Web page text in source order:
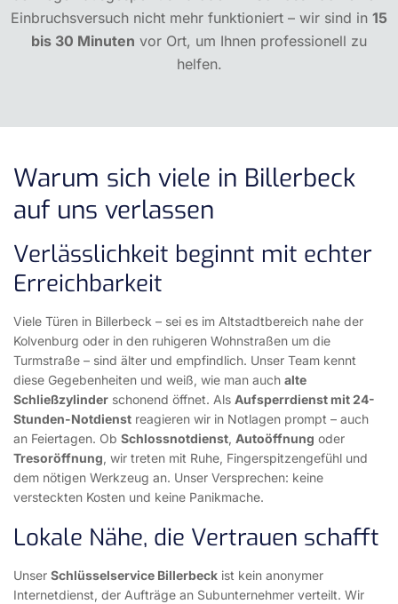
Einbruchsversuch nicht mehr funktioniert – wir sind in 15
bis 30 Minuten vor Ort, um Ihnen professionell zu
helfen.
Warum sich viele in Billerbeck
auf uns verlassen
Verlässlichkeit beginnt mit echter
Erreichbarkeit
Viele Türen in Billerbeck – sei es im Altstadtbereich nahe der
Kolvenburg oder in den ruhigeren Wohnstraßen um die
Turmstraße – sind älter und empfindlich. Unser Team kennt
diese Gegebenheiten und weiß, wie man auch alte
Schließzylinder schonend öffnet. Als Aufsperrdienst mit 24-
Stunden-Notdienst reagieren wir in Notlagen prompt – auch
an Feiertagen. Ob Schlossnotdienst, Autoöffnung oder
Tresoröffnung, wir treten mit Ruhe, Fingerspitzengefühl und
dem nötigen Werkzeug an. Unser Versprechen: keine
versteckten Kosten und keine Panikmache.
Lokale Nähe, die Vertrauen schafft
Unser Schlüsselservice Billerbeck ist kein anonymer
Internetdienst, der Aufträge an Subunternehmer verteilt. Wir